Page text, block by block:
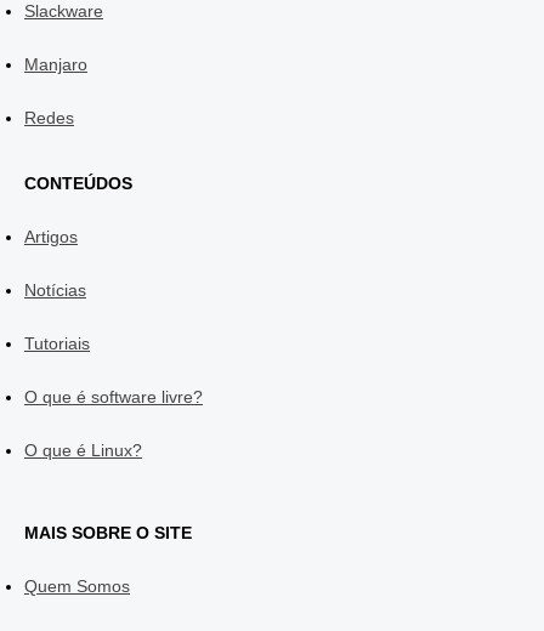
Slackware
Manjaro
Redes
CONTEÚDOS
Artigos
Notícias
Tutoriais
O que é software livre?
O que é Linux?
MAIS SOBRE O SITE
Quem Somos